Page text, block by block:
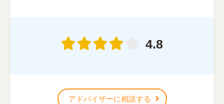
4.8
アドバイザーに相談する